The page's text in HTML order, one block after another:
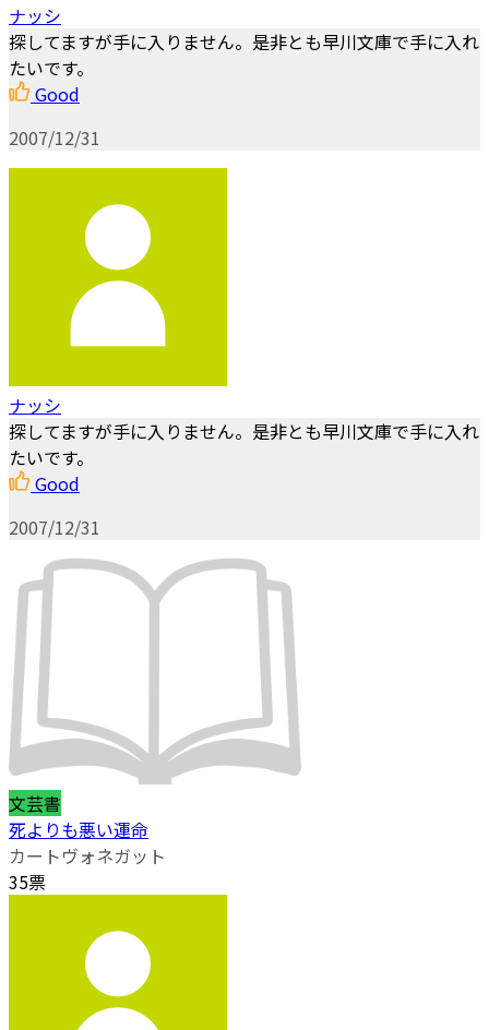
ナッシ
探してますが手に入りません。是非とも早川文庫で手に入れ
たいです。
Good
2007/12/31
ナッシ
探してますが手に入りません。是非とも早川文庫で手に入れ
たいです。
Good
2007/12/31
文芸書
死よりも悪い運命
カートヴォネガット
35票